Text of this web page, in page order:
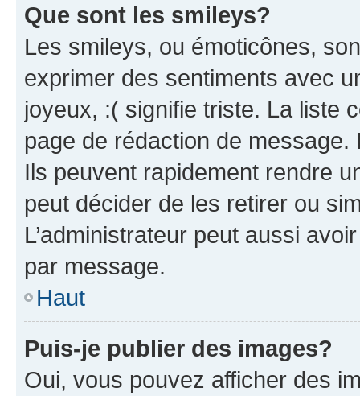
Que sont les smileys?
Les smileys, ou émoticônes,
exprimer des sentiments avec
joyeux, :( signifie triste. La liste
page de rédaction de
Ils peuvent rapidement rendre
peut décider de les retirer ou
L’administrateur peut aussi
par message.
Haut
Puis-je publier des images?
Oui, vous pouvez afficher des